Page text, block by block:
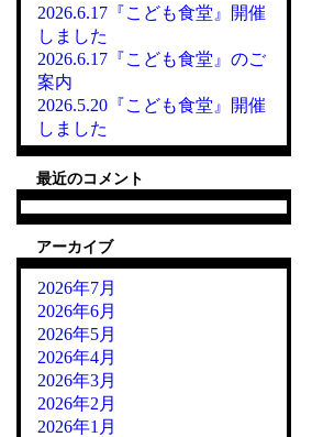
2026.6.17『こども食堂』開催
しました
2026.6.17『こども食堂』のご
案内
2026.5.20『こども食堂』開催
しました
最近のコメント
アーカイブ
2026年7月
2026年6月
2026年5月
2026年4月
2026年3月
2026年2月
2026年1月